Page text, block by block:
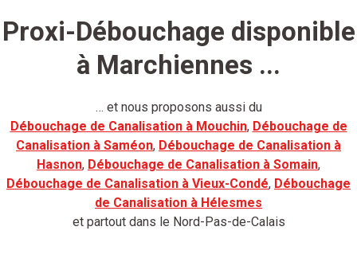
Proxi-Débouchage disponible
à Marchiennes ...
… et nous proposons aussi du
Débouchage de Canalisation à Mouchin, Débouchage de
Canalisation à Saméon, Débouchage de Canalisation à
Hasnon, Débouchage de Canalisation à Somain,
Débouchage de Canalisation à Vieux-Condé, Débouchage
de Canalisation à Hélesmes
et partout dans le Nord-Pas-de-Calais